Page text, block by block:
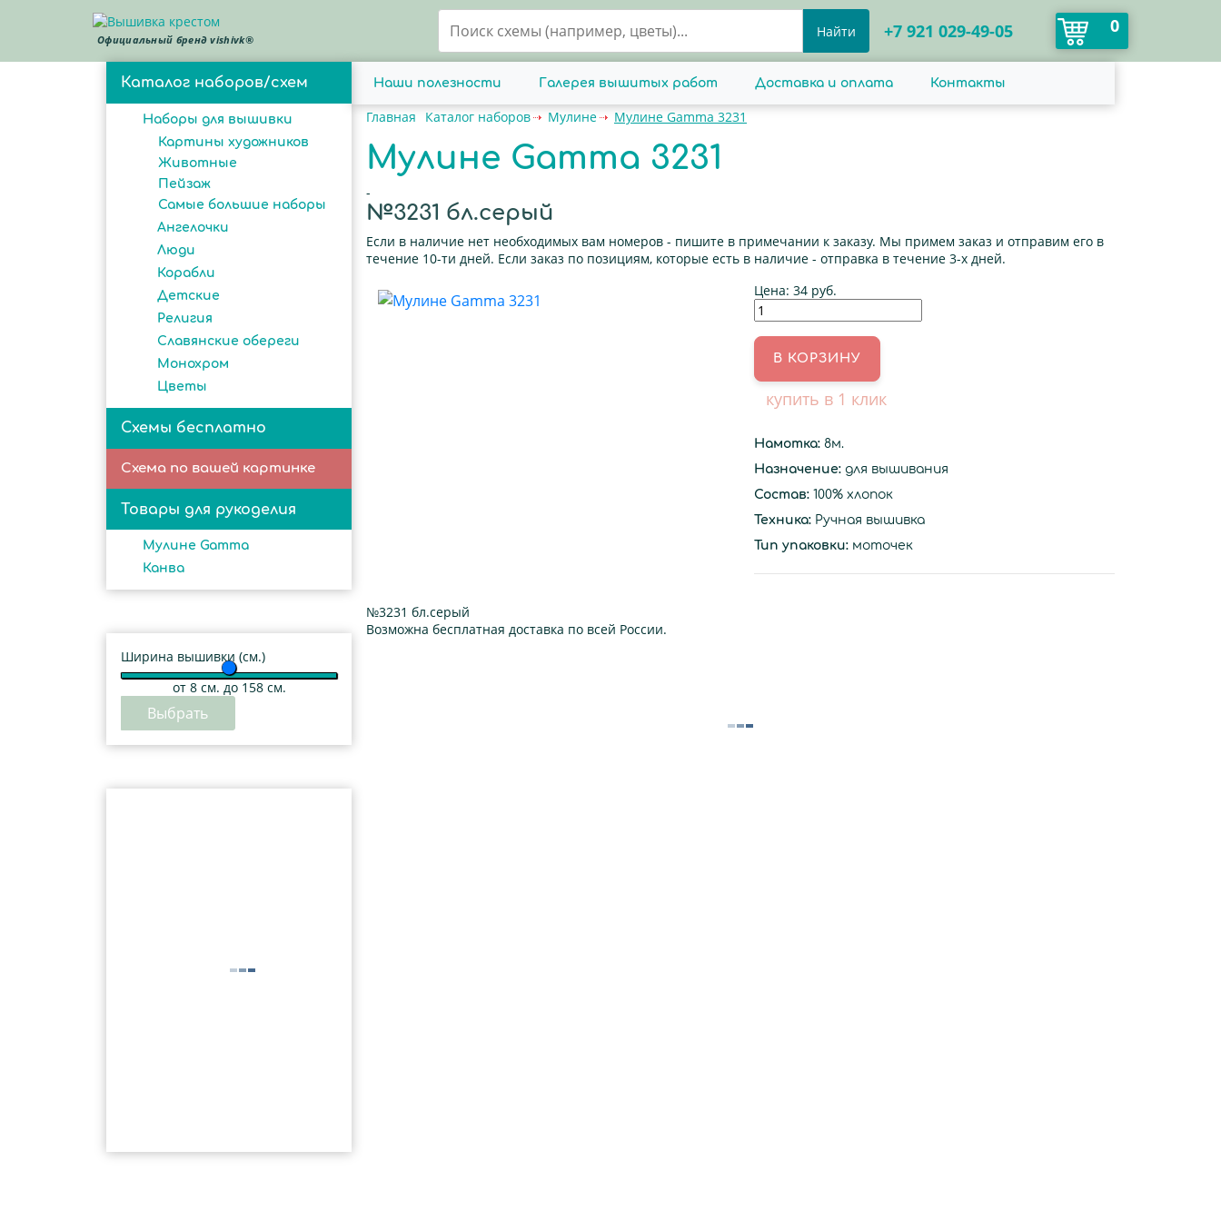
Официальный бренд vishivk® +7 921 029-49-05 0
Найти
Каталог наборов/схем
Наборы для вышивки
Картины художников
Животные
Пейзаж
Самые большие наборы
Ангелочки
Люди
Корабли
Детские
Религия
Славянские обереги
Монохром
Цветы
Схемы бесплатно
Схема по вашей картинке
Товары для рукоделия
Мулине Gamma
Канва
Ширина вышивки (см.)
от 8см. до 158 см.
Выбрать
Наши полезности Галерея вышитых работ Доставка и оплата Контакты
Главная Каталог наборов Мулине Мулине Gamma 3231
Мулине Gamma 3231
-
№3231 бл.серый
Если в наличие нет необходимых вам номеров - пишите в примечании к заказу. Мы примем заказ и отправим его в
течение 10-ти дней. Если заказ по позициям, которые есть в наличие - отправка в течение 3-х дней.
Цена: 34 руб.
купить в 1 клик
Намотка: 8м.
Назначение: для вышивания
Состав: 100% хлопок
Техника: Ручная вышивка
Тип упаковки: моточек
№3231 бл.серый
Возможна бесплатная доставка по всей России.